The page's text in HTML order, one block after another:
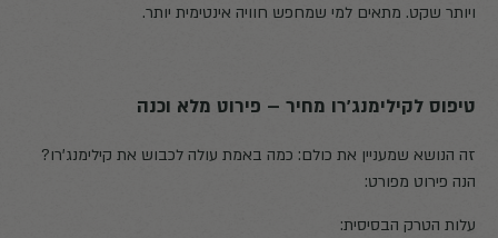
ויותר שקט. מתאים למי שמחפש חוויה אינטימית יותר.
טיפוס לקילימנג'רו מחיר – פירוט מלא וכנה
זה הנושא שמעניין את כולם: כמה באמת עולה לכבוש את קילימנג'רו?
הנה פירוט מפורט:
עלות הטרק הבסיסית: